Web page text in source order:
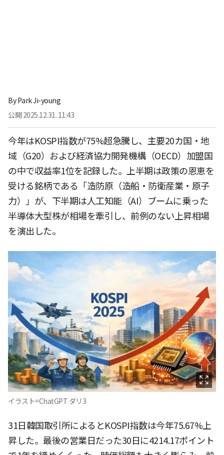
ByPark Ji-young
公開 2025.12.31. 11:43
今年はKOSPI指数が75%超急騰し、主要20カ国・地
域（G20）および経済協力開発機構（OECD）加盟国
の中で収益率1位を記録した。上半期は政策の恩恵を
受ける銘柄である「造防原（造船・防衛産業・原子
力）」が、下半期は人工知能（AI）ブームに乗った
半導体大型株が相場を牽引し、前例のない上昇相場
を演出した。
イラスト=ChatGPT ダリ3
31日韓国取引所によるとKOSPI指数は今年75.67%上
昇した。最後の営業日だった30日に4214.17ポイント